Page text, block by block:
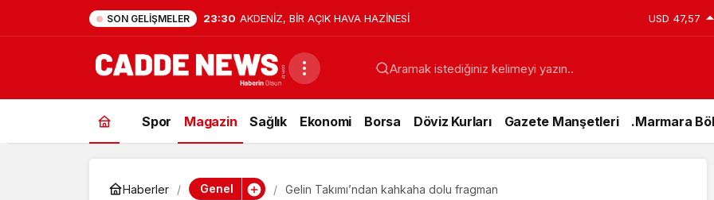
SON GELIŞMELER 23:30 AKDENİZ, BİR AÇIK HAVA HAZİNESİ USD 47,57
Aramak istediğiniz kelimeyi yazın..
Spor Magazin Sağlık Ekonomi Borsa Döviz Kurları Gazete Manşetleri .Marmara
Haberler Genel Gelin Takımı’ndan kahkaha dolu fragman